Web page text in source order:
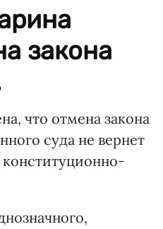
закона
что отмена закона
суда не вернет
конституционно-